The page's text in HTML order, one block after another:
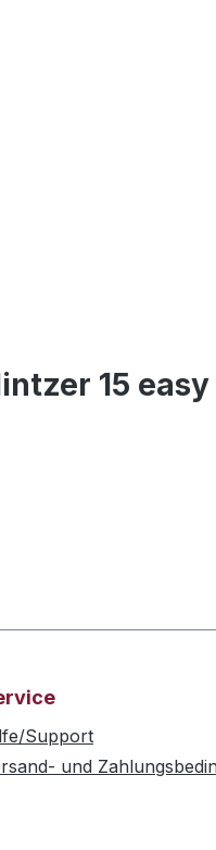
15
Support
und